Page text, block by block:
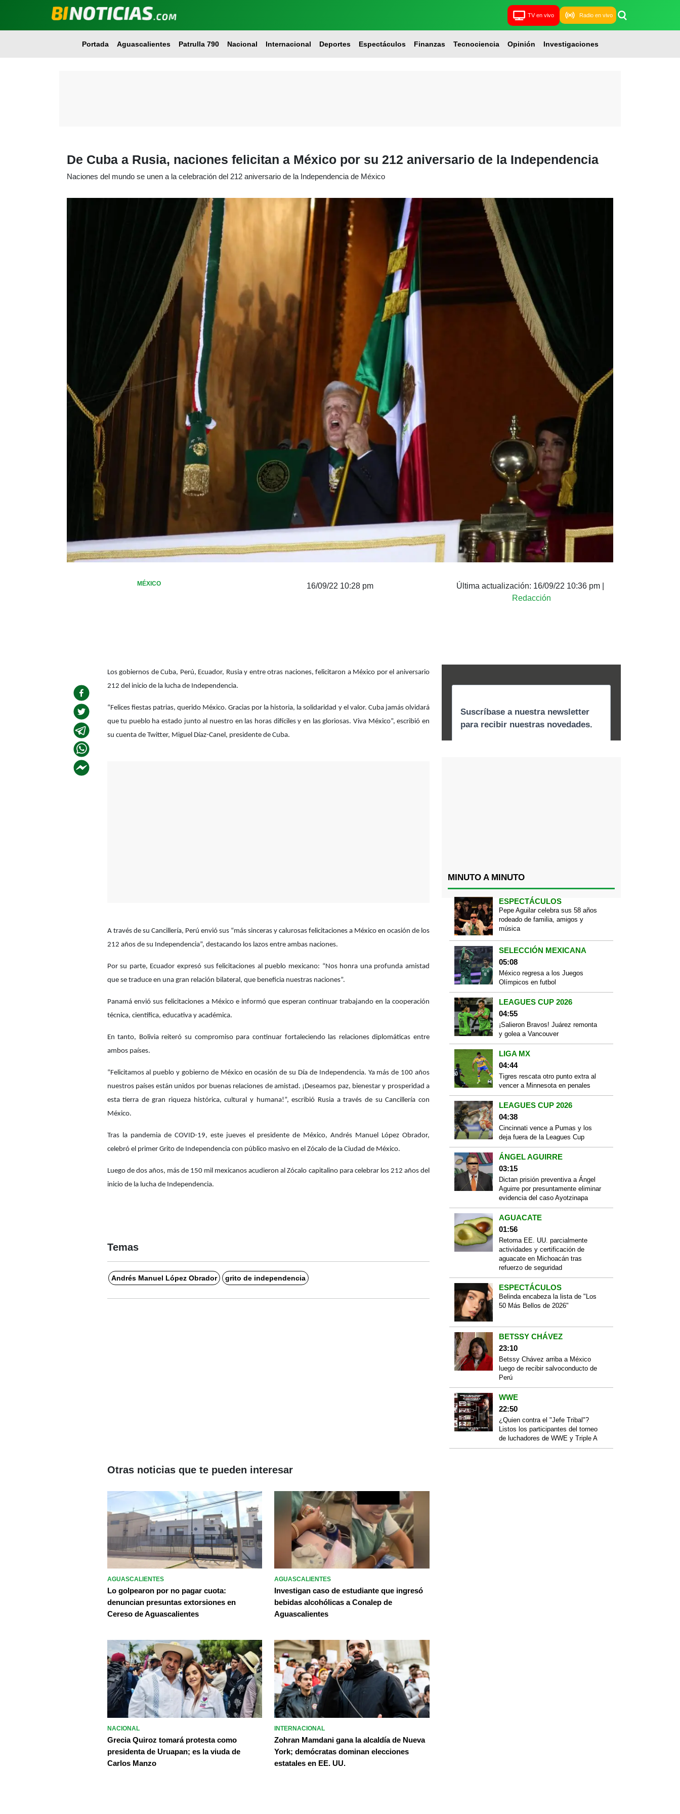
TV en vivo Radio en vivo
Portada Aguascalientes Patrulla 790 Nacional Internacional Deportes Espectáculos Finanzas Tecnociencia Opinión Investigaciones
De Cuba a Rusia, naciones felicitan a México por su 212 aniversario de la Independencia
Naciones del mundo se unen a la celebración del 212 aniversario de la Independencia de México
MÉXICO 16/09/22 10:28 pm Última actualización: 16/09/22 10:36 pm
Redacción
Los gobiernos de Cuba, Perú, Ecuador, Rusia y entre otras naciones, felicitaron a México por el aniversario
212 del inicio de la lucha de Independencia.
“Felices fiestas patrias, querido México. Gracias por la historia, la solidaridad y el valor. Cuba jamás olvidará
que tu pueblo ha estado junto al nuestro en las horas difíciles y en las gloriosas. Viva México”, escribió en
su cuenta de Twitter, Miguel Díaz-Canel, presidente de Cuba.
A través de su Cancillería, Perú envió sus “más sinceras y calurosas felicitaciones a México en ocasión de los
212 años de su Independencia”, destacando los lazos entre ambas naciones.
Por su parte, Ecuador expresó sus felicitaciones al pueblo mexicano: “Nos honra una profunda amistad
que se traduce en una gran relación bilateral, que beneficia nuestras naciones”.
Panamá envió sus felicitaciones a México e informó que esperan continuar trabajando en la cooperación
técnica, científica, educativa y académica.
En tanto, Bolivia reiteró su compromiso para continuar fortaleciendo las relaciones diplomáticas entre
ambos países.
“Felicitamos al pueblo y gobierno de México en ocasión de su Día de Independencia. Ya más de 100 años
nuestros países están unidos por buenas relaciones de amistad. ¡Deseamos paz, bienestar y prosperidad a
esta tierra de gran riqueza histórica, cultural y humana!”, escribió Rusia a través de su Cancillería con
México.
Tras la pandemia de COVID-19, este jueves el presidente de México, Andrés Manuel López Obrador,
celebró el primer Grito de Independencia con público masivo en el Zócalo de la Ciudad de México.
Luego de dos años, más de 150 mil mexicanos acudieron al Zócalo capitalino para celebrar los 212 años del
inicio de la lucha de Independencia.
Temas
Andrés Manuel López Obrador grito de independencia
MINUTO A MINUTO
ESPECTÁCULOS
Pepe Aguilar celebra sus 58 años
rodeado de familia, amigos y
música
SELECCIÓN MEXICANA
05:08
México regresa a los Juegos
Olímpicos en futbol
LEAGUES CUP 2026
04:55
¡Salieron Bravos! Juárez remonta
y golea a Vancouver
LIGA MX
04:44
Tigres rescata otro punto extra al
vencer a Minnesota en penales
LEAGUES CUP 2026
04:38
Cincinnati vence a Pumas y los
deja fuera de la Leagues Cup
ÁNGEL AGUIRRE
03:15
Dictan prisión preventiva a Ángel
Aguirre por presuntamente eliminar
evidencia del caso Ayotzinapa
AGUACATE
01:56
Retoma EE. UU. parcialmente
actividades y certificación de
aguacate en Michoacán tras
refuerzo de seguridad
ESPECTÁCULOS
Belinda encabeza la lista de "Los
50 Más Bellos de 2026"
BETSSY CHÁVEZ
23:10
Betssy Chávez arriba a México
luego de recibir salvoconducto de
Perú
WWE
22:50
¿Quien contra el "Jefe Tribal"?
Listos los participantes del torneo
de luchadores de WWE y Triple A
Otras noticias que te pueden interesar
AGUASCALIENTES
Lo golpearon por no pagar cuota:
denuncian presuntas extorsiones en
Cereso de Aguascalientes
AGUASCALIENTES
Investigan caso de estudiante que ingresó
bebidas alcohólicas a Conalep de
Aguascalientes
NACIONAL
Grecia Quiroz tomará protesta como
presidenta de Uruapan; es la viuda de
Carlos Manzo
INTERNACIONAL
Zohran Mamdani gana la alcaldía de Nueva
York; demócratas dominan elecciones
estatales en EE. UU.